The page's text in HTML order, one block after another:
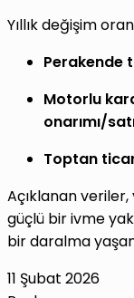
Yıllık değişim
Perakende
Motorlu
onarımı/
Toptan
Açıklanan
güçlü bir ivme
bir daralma
11 Şubat 2026